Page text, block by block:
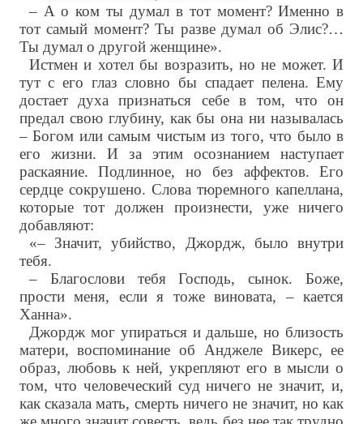
– А о ком ты думал в тот момент? Именно в
тот самый момент? Ты разве думал об Элис?…
Ты думал о другой женщине».
Истмен и хотел бы возразить, но не может. И
тут с его глаз словно бы спадает пелена. Ему
достает духа признаться себе в том, что он
предал свою глубину, как бы она ни называлась
– Богом или самым чистым из того, что было в
его жизни. И за этим осознанием наступает
раскаяние. Подлинное, но без аффектов. Его
сердце сокрушено. Слова тюремного капеллана,
которые тот должен произнести, уже ничего
добавляют:
«– Значит, убийство, Джордж, было внутри
тебя.
– Благослови тебя Господь, сынок. Боже,
прости меня, если я тоже виновата, – кается
Ханна».
Джордж мог упираться и дальше, но близость
матери, воспоминание об Анджеле Викерс, ее
образ, любовь к ней, укрепляют его в мысли о
том, что человеческий суд ничего не значит, и,
как сказала мать, смерть ничего не значит, но как